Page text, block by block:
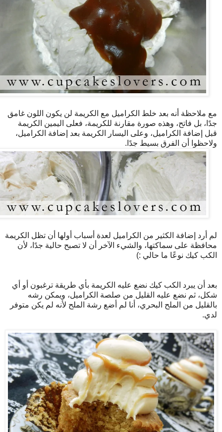
مع ملاحظة أنه بعد خلط الكراميل مع الكريمة لن يكون اللون غامق
جدًا، بل فاتح، وهذه صورة مقارنة للكريمة، فعلى اليمين الكريمة
قبل إضافة الكراميل، وعلى اليسار الكريمة بعد إضافة الكراميل،
ولاحظوا أن الفرق بسيط جدًا.
لم أرد إضافة الكثير من الكراميل لعدة أسباب أولها أن تظل الكريمة
محافظة على سماكتها، والشيء الآخر أن لا تصبح حالية جدًا، لأن
الكب كيك نوعًا ما حالي :)
بعد أن يبرد الكب كيك نضع عليه الكريمة بأي طريقة ترغبون أو أي
شكل، ثم نضع عليه القليل من صلصة الكراميل، ويمكن رشه
بالقليل من الملح البحري، أنا لم أضع رشة الملح لأنه لم يكن متوفر
لدي.